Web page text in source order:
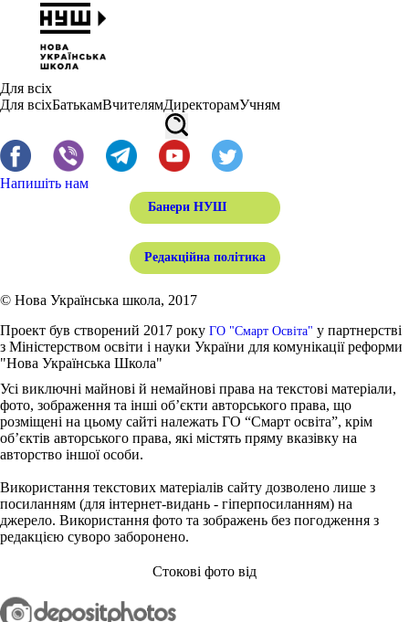
Для всіх
Для всіхБатькамВчителямДиректорамУчням
Напишіть нам
Банери НУШ
Редакційна політика
© Нова Українська школа, 2017
Проект був створений 2017 року ГО "Смарт Освіта" у партнерстві
з Міністерством освіти і науки України для комунікації реформи
"Нова Українська Школа"
Усі виключні майнові й немайнові права на текстові матеріали,
фото, зображення та інші об’єкти авторського права, що
розміщені на цьому сайті належать ГО “Смарт освіта”, крім
об’єктів авторського права, які містять пряму вказівку на
авторство іншої особи.
Використання текстових матеріалів сайту дозволено лише з
посиланням (для інтернет-видань - гіперпосиланням) на
джерело. Використання фото та зображень без погодження з
редакцією суворо заборонено.
Стокові фото від